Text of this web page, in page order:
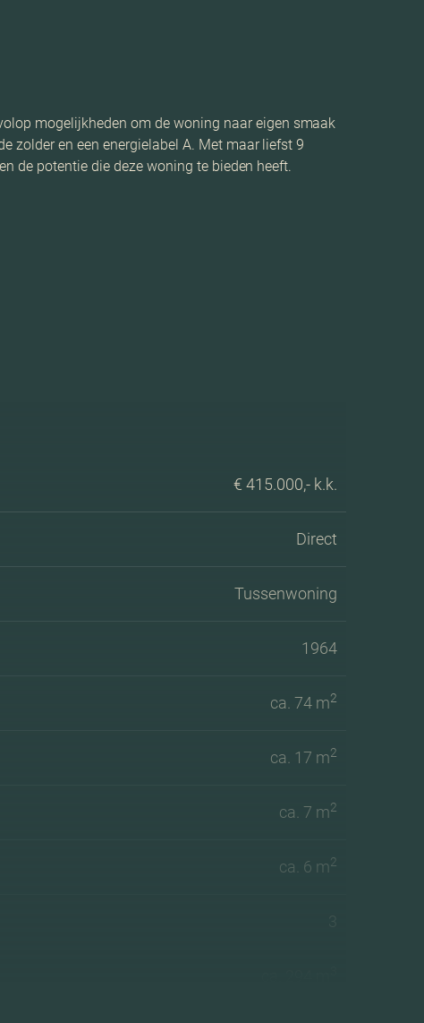
mogelijkheden om de woning naar eigen smaak
zolder en een energielabel A. Met maar liefst 9
de potentie die deze woning te bieden heeft.
€ 415.000,- k.k.
Direct
Tussenwoning
1964
ca. 74 m2
ca. 17 m2
ca. 7 m2
ca. 6 m2